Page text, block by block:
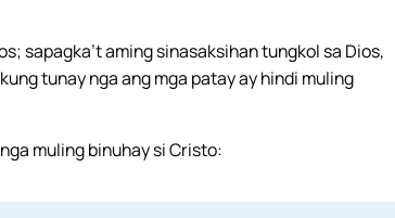
sapagka’t aming sinasaksihan tungkol sa Dios,
tunay nga ang mga patay ay hindi muling
muling binuhay si Cristo: